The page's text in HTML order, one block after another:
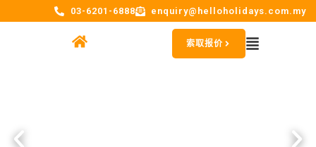
03-6201-6888 enquiry@helloholidays.com.my
索取报价